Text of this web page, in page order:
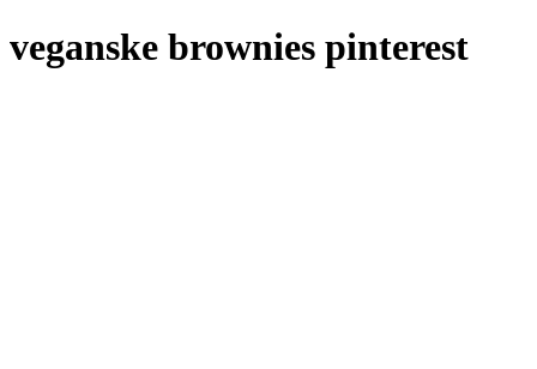
veganske brownies pinterest